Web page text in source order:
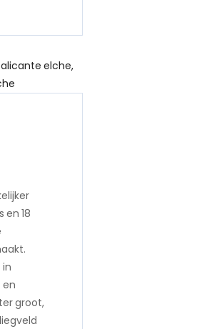
18
en
groot,